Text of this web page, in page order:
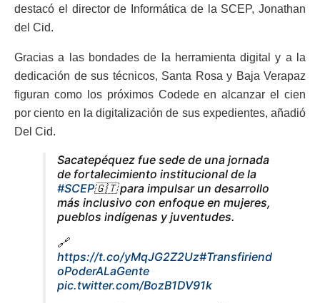
destacó el director de Informática de la SCEP, Jonathan
del Cid.
Gracias a las bondades de la herramienta digital y a la
dedicación de sus técnicos, Santa Rosa y Baja Verapaz
figuran como los próximos Codede en alcanzar el cien
por ciento en la digitalización de sus expedientes, añadió
Del Cid.
Sacatepéquez fue sede de una jornada
de fortalecimiento institucional de la
#SCEP🇬🇹 para impulsar un desarrollo
más inclusivo con enfoque en mujeres,
pueblos indígenas y juventudes.
🔗
https://t.co/yMqJG2Z2Uz#Transfiriend
oPoderALaGente
pic.twitter.com/BozB1DV91k